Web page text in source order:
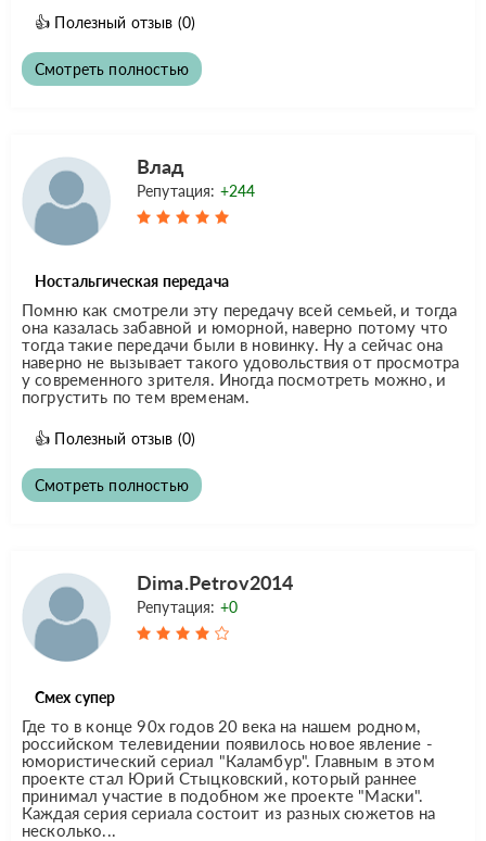
👍 Полезный отзыв (0)
Смотреть полностью
Влад
Репутация: +244
Ностальгическая передача
Помню как смотрели эту передачу всей семьей, и тогда
она казалась забавной и юморной, наверно потому что
тогда такие передачи были в новинку. Ну а сейчас она
наверно не вызывает такого удовольствия от просмотра
у современного зрителя. Иногда посмотреть можно, и
погрустить по тем временам.
👍 Полезный отзыв (0)
Смотреть полностью
Dima.Petrov2014
Репутация: +0
Смех супер
Где то в конце 90х годов 20 века на нашем родном,
российском телевидении появилось новое явление -
юмористический сериал "Каламбур". Главным в этом
проекте стал Юрий Стыцковский, который раннее
принимал участие в подобном же проекте "Маски".
Каждая серия сериала состоит из разных сюжетов на
несколько...